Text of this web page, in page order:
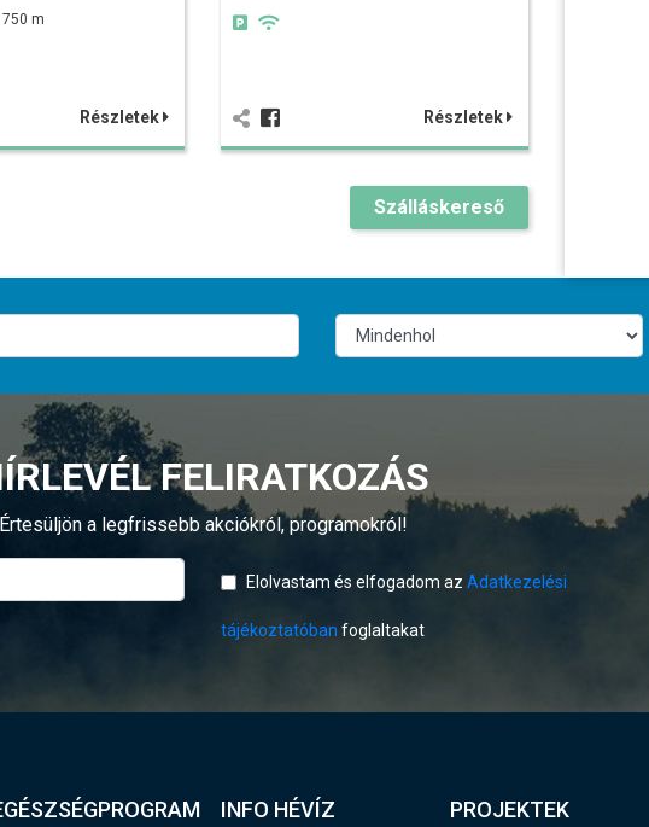
m
Részletek Részletek
Szálláskereső
FELIRATKOZÁS
Értesüljön a legfrissebb akciókról, programokról!
Elolvastam és elfogadom az Adatkezelési
tájékoztatóban foglaltakat
INFO HÉVÍZ PROJEKTEK